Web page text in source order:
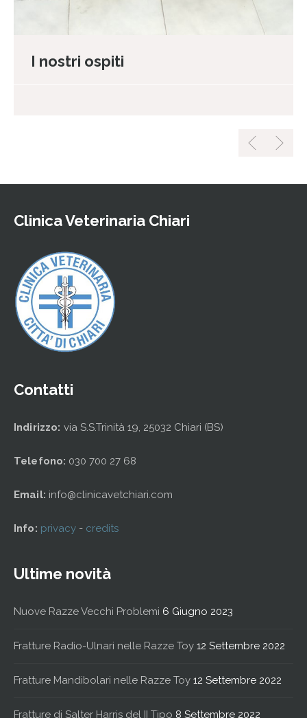
I nostri ospiti
Clinica Veterinaria Chiari
Contatti
Indirizzo: via S.S.Trinità 19, 25032 Chiari (BS)
Telefono: 030 700 27 68
Email: info@clinicavetchiari.com
Info: privacy - credits
Ultime novità
Nuove Razze Vecchi Problemi 6 Giugno 2023
Fratture Radio-Ulnari nelle Razze Toy 12 Settembre 2022
Fratture Mandibolari nelle Razze Toy 12 Settembre 2022
Fratture di Salter Harris del II Tipo 8 Settembre 2022